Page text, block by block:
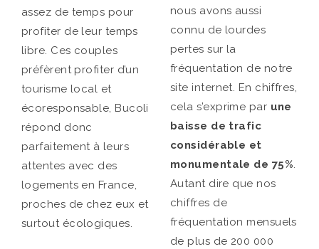
assez de temps pour
profiter de leur temps
libre. Ces couples
préfèrent profiter d’un
tourisme local et
écoresponsable, Bucoli
répond donc
parfaitement à leurs
attentes avec des
logements en France,
proches de chez eux et
surtout écologiques.
nous avons aussi
connu de lourdes
pertes sur la
fréquentation de notre
site internet. En chiffres,
cela s’exprime par une
baisse de trafic
considérable et
monumentale de 75%.
Autant dire que nos
chiffres de
fréquentation mensuels
de plus de 200 000